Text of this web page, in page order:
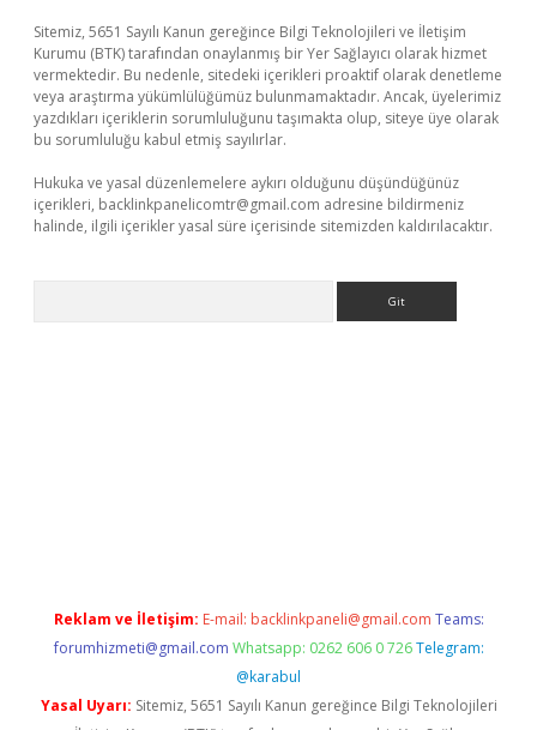
Sitemiz, 5651 Sayılı Kanun gereğince Bilgi Teknolojileri ve İletişim
Kurumu (BTK) tarafından onaylanmış bir Yer Sağlayıcı olarak hizmet
vermektedir. Bu nedenle, sitedeki içerikleri proaktif olarak denetleme
veya araştırma yükümlülüğümüz bulunmamaktadır. Ancak, üyelerimiz
yazdıkları içeriklerin sorumluluğunu taşımakta olup, siteye üye olarak
bu sorumluluğu kabul etmiş sayılırlar.
Hukuka ve yasal düzenlemelere aykırı olduğunu düşündüğünüz
içerikleri, backlinkpanelicomtr@gmail.com adresine bildirmeniz
halinde, ilgili içerikler yasal süre içerisinde sitemizden kaldırılacaktır.
Reklam ve İletişim: E-mail: backlinkpaneli@gmail.com Teams:
forumhizmeti@gmail.com Whatsapp: 0262 606 0 726 Telegram:
@karabul
Yasal Uyarı: Sitemiz, 5651 Sayılı Kanun gereğince Bilgi Teknolojileri